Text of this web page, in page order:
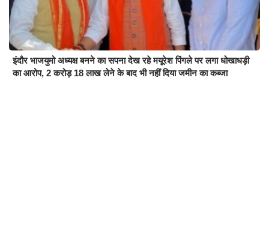
इंदौर भाजयुमो अध्यक्ष बनने का सपना देख रहे मयूरेश पिंगले पर लगा धोखाधड़ी
का आरोप, 2 करोड़ 18 लाख लेने के बाद भी नहीं दिया जमीन का कब्जा